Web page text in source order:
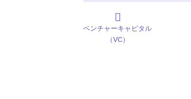
ベンチャーキャピタル
（VC）